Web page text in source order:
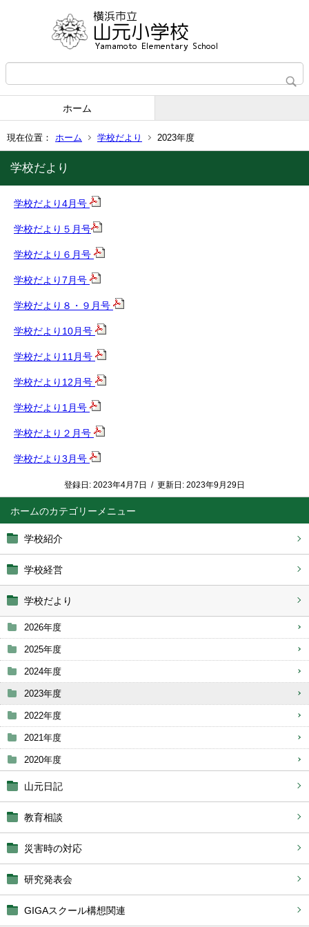
ホーム
現在位置： ホーム 学校だより 2023年度
ホーム
学校紹介
学校経営
学校だより
2026年度
2025年度
2024年度
2023年度
2022年度
2021年度
2020年度
山元日記
教育相談
災害時の対応
研究発表会
GIGAスクール構想関連
学校だより
学校だより4月号
学校だより５月号
学校だより６月号
学校だより7月号
学校だより８・９月号
学校だより10月号
学校だより11月号
学校だより12月号
学校だより1月号
学校だより２月号
学校だより3月号
登録日: 2023年4月7日 / 更新日: 2023年9月29日